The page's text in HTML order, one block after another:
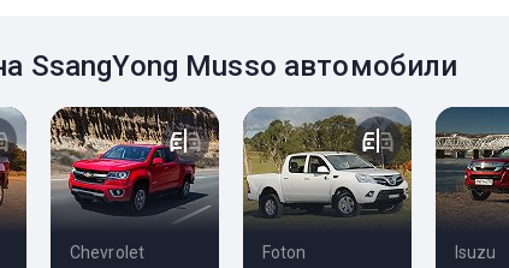
SsangYong Musso автомобили
Chevrolet Foton Isuzu